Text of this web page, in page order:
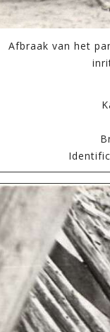
Afbraak van het